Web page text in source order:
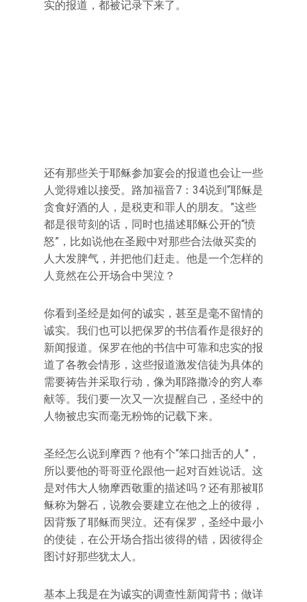
实的报道，都被记录下来了。
还有那些关于耶稣参加宴会的报道也会让一些
人觉得难以接受。路加福音7：34说到“耶稣是
贪食好酒的人，是税吏和罪人的朋友。”这些
都是很苛刻的话，同时也描述耶稣公开的“愤
怒”，比如说他在圣殿中对那些合法做买卖的
人大发脾气，并把他们赶走。他是一个怎样的
人竟然在公开场合中哭泣？
你看到圣经是如何的诚实，甚至是毫不留情的
诚实。我们也可以把保罗的书信看作是很好的
新闻报道。保罗在他的书信中可靠和忠实的报
道了各教会情形，这些报道激发信徒为具体的
需要祷告并采取行动，像为耶路撒冷的穷人奉
献等。我们要一次又一次提醒自己，圣经中的
人物被忠实而毫无粉饰的记载下来。
圣经怎么说到摩西？他有个“笨口拙舌的人”，
所以要他的哥哥亚伦跟他一起对百姓说话。这
是对伟大人物摩西敬重的描述吗？还有那被耶
稣称为磐石，说教会要建立在他之上的彼得，
因背叛了耶稣而哭泣。还有保罗，圣经中最小
的使徒，在公开场合指出彼得的错，因彼得企
图讨好那些犹太人。
基本上我是在为诚实的调查性新闻背书；做详